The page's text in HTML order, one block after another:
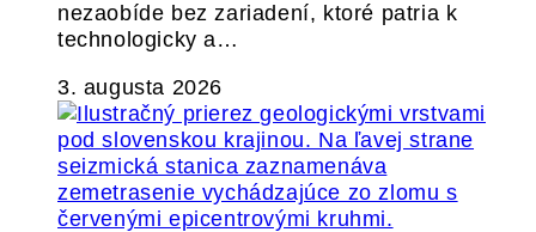
nezaobíde bez zariadení, ktoré patria k
technologicky a…
3. augusta 2026